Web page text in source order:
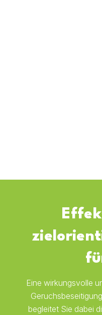
Eine wirkungsvolle
begleitet Sie dabei